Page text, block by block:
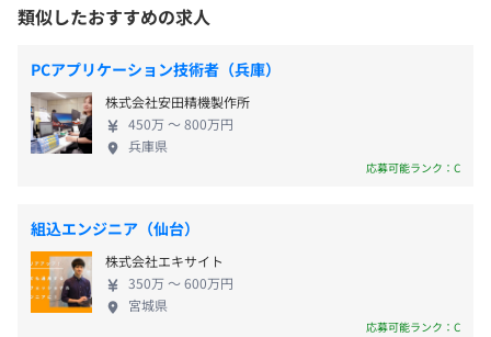
入社後、いわき事務所への転勤の可能性あり
福島県いわき市好間工業団地20-1
受動喫煙防止措置に関する事項
屋内全面禁煙（入居ビルの1階に喫煙スペース有）
■札幌本社
「札幌駅」より徒歩13分
「大通駅」より徒歩5分
・完全週休2日制（土日祝）
・年末年始休暇
・有給休暇（入社3カ月後8～19日付与※入社日により変
動、2年目以降20日間の付与）
・産前産後休暇
・育児休暇
・育児目的休暇
・介護／看護休暇
ため、当社でのエンジニア経験が必然的に自身のエ
ンジニアとしての市場価値を押し上げる構図ができ
ています。高い専門性、AIとの共存ができる上流工程
業務、そしてTier1サプライヤーの100％子会社だか
らこそ、最先端技術の開発やそれを使った新しいシ
ステムの構築等、世に無いものを生み出す仕事も多
数ございます。ここでしかできない仕事がシーズ・ラ
いの職場づくり】 当社の経営理念では顧客満足の項
目の前に、社員尊重の項目を設定しております。「全
従業員の誇りと情熱を大切にし、物心両面の幸福を
追及する」ことができなければ、顧客に対しても満
足してもらえる成果を出すことはできないと考えて
類似したおすすめの求人
PCアプリケーション技術者（兵庫）
株式会社安田精機製作所
450万 〜 800万円
兵庫県
応募可能ランク：C
組込エンジニア（仙台）
株式会社エキサイト
350万 〜 600万円
宮城県
応募可能ランク：C